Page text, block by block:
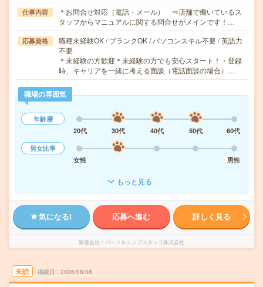
仕事内容
＊お問合せ対応（電話・メール） ⇒店舗で働いているス
タッフからマニュアルに関する問合せがメインです！…
応募資格
職種未経験OK / ブランクOK / パソコンスキル不要 / 英語力
不要
＊未経験の方歓迎＊未経験の方でも安心スタート！・登録
時、キャリアを一緒に考える面談（電話面談の場合）…
職場の雰囲気
年齢層
20代
30代 40代 50代
60代
男女比率
女性
男性
もっと見る
気になる! 応募へ進む 詳しく見る
派遣会社 パーソルテンプスタッフ株式会社
未読 掲載日 2026/08/08